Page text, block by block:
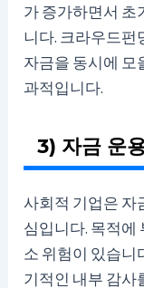
가 증가하면서 초
니다. 크라우드펀
자금을 동시에 모
과적입니다.
3) 자금 운
사회적 기업은 자
심입니다. 목적에
소 위험이 있습니
기적인 내부 감사